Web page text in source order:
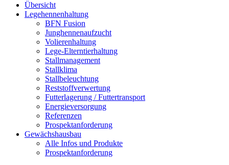
Übersicht
Legehennenhaltung
BFN Fusion
Junghennenaufzucht
Volierenhaltung
Lege-Elterntierhaltung
Stallmanagement
Stallklima
Stallbeleuchtung
Reststoffverwertung
Futterlagerung / Futtertransport
Energieversorgung
Referenzen
Prospektanforderung
Gewächshausbau
Alle Infos und Produkte
Prospektanforderung